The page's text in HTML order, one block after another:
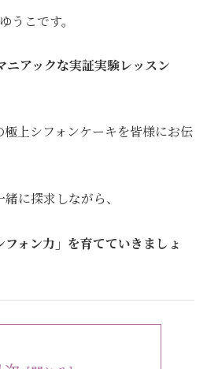
こです。
アックな実証実験レッスン
上シフォンケーキを皆様にお伝
に探求しながら、
フォン力」 を育てていきましょ